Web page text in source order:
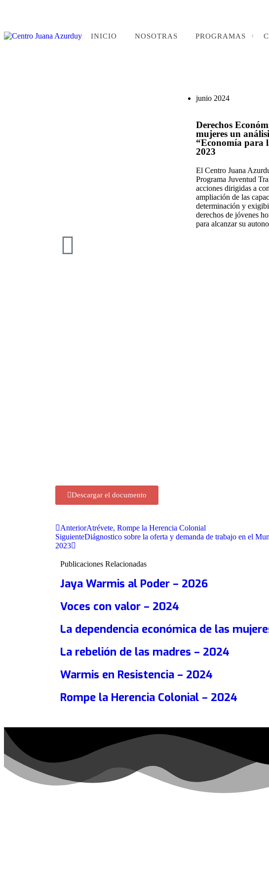
INICIO NOSOTRAS PROGRAMAS
junio 2024
Derechos
mujeres un
“Economía para
2023
El Centro Juana
Programa Juventud
acciones dirigidas a
ampliación de las
determinación y
derechos de jóvenes
para alcanzar su
Descargar el documento
AnteriorAtrévete, Rompe la Herencia Colonial
SiguienteDiágnostico sobre la oferta y demanda de trabajo en el
2023
Publicaciones Relacionadas
Jaya Warmis al Poder – 2026
Voces con valor – 2024
La dependencia económica de las
La rebelión de las madres – 2024
Warmis en Resistencia – 2024
Rompe la Herencia Colonial – 2024